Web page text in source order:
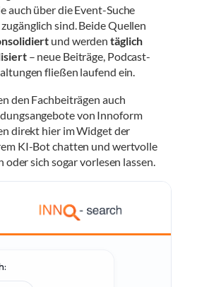
auch über die Event-Suche
zugänglich sind. Beide Quellen
und werdentäglich
– neue Beiträge, Podcast-
fließen laufend ein.
den Fachbeiträgen auch
von Innoform
direkt hier im Widget der
KI-Bot chatten und wertvolle
sich sogar vorlesen lassen.